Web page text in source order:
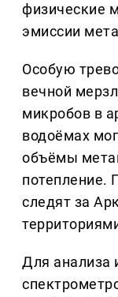
физические
эмиссии
Особую
вечной
микробов в
водоёмах
объёмы
потепление.
следят за
Для анализа